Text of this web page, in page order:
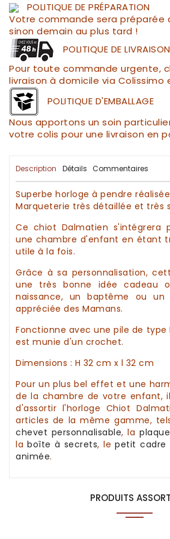
POLITIQUE DE PRÉPARATION
Votre commande sera préparée
sinon demain au plus tard !
POLITIQUE DE LIVRAISON
Pour toute commande urgente,
livraison à domicile via Colissimo
POLITIQUE D'EMBALLAGE
Nous apportons un soin
votre colis pour une livraison en
Description Détails Commentaires
Superbehorloge à pendre réalisée
Marqueterie très détaillée et très
Ce chiot Dalmatien s'intégrera
une chambre d'enfant en étant
utile à la fois.
Grâce à sa personnalisation,
une très bonne idée cadeau
naissance, un baptême ou un
appréciée des Mamans.
Fonctionne avec une pile de type
est munie d'un crochet.
Dimensions : H 32 cm x l 32 cm
Pour un plus bel effet et une
de la chambre de votre enfant,
d'assortir l'horloge Chiot
articles de la même gamme,
chevet personnalisable, la
laboîte à secrets, lepetit cadre
animée.
PRODUITS